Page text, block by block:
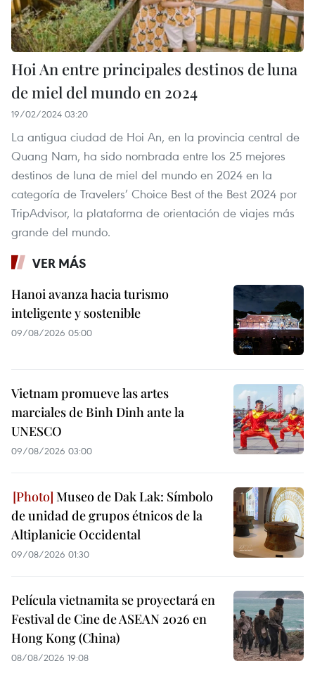
Hoi An entre principales destinos de luna
de miel del mundo en 2024
19/02/2024 03:20
La antigua ciudad de Hoi An, en la provincia central de
Quang Nam, ha sido nombrada entre los 25 mejores
destinos de luna de miel del mundo en 2024 en la
categoría de Travelers’ Choice Best of the Best 2024 por
TripAdvisor, la plataforma de orientación de viajes más
grande del mundo.
VER MÁS
Hanoi avanza hacia turismo
inteligente y sostenible
09/08/2026 05:00
Vietnam promueve las artes
marciales de Binh Dinh ante la
UNESCO
09/08/2026 03:00
Museo de Dak Lak: Símbolo
de unidad de grupos étnicos de la
Altiplanicie Occidental
09/08/2026 01:30
Película vietnamita se proyectará en
Festival de Cine de ASEAN 2026 en
Hong Kong (China)
08/08/2026 19:08